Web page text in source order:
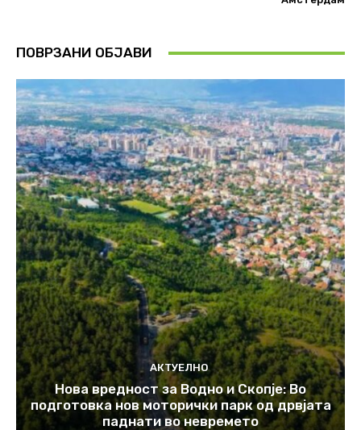
ПОВРЗАНИ ОБЈАВИ
АКТУЕЛНО
Нова вредност за Водно и Скопје: Во
подготовка нов моторички парк од дрвјата
паднати во невремето